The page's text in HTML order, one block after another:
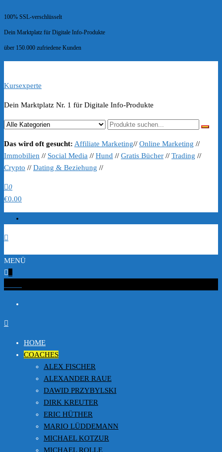
100% SSL-verschlüsselt
Dein Marktplatz für Digitale Info-Produkte
über 150.000 zufriedene Kunden
Kursexperte
Dein Marktplatz Nr. 1 für Digitale Info-Produkte
Das wird oft gesucht: Affiliate Marketing// Online Marketing //
Immobilien // Social Media // Hund // Gratis Bücher // Trading //
Crypto // Dating & Beziehung //
0
€0.00
MENÜ
HOME
COACHES
ALEX FISCHER
ALEXANDER RAUE
DAWID PRZYBYLSKI
DIRK KREUTER
ERIC HÜTHER
MARIO LÜDDEMANN
MICHAEL KOTZUR
MICHAEL ROLLE